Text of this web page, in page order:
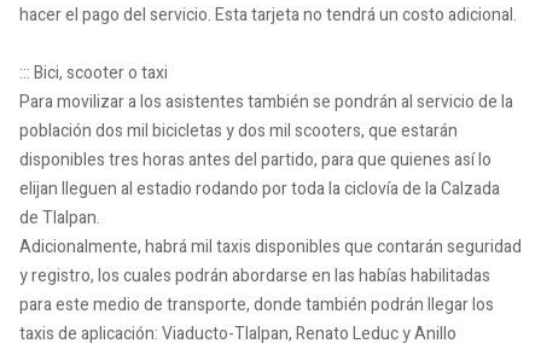
hacer el pago del servicio. Esta tarjeta no tendrá un costo adicional.
::: Bici, scooter o taxi
Para movilizar a los asistentes también se pondrán al servicio de la
población dos mil bicicletas y dos mil scooters, que estarán
disponibles tres horas antes del partido, para que quienes así lo
elijan lleguen al estadio rodando por toda la ciclovía de la Calzada
de Tlalpan.
Adicionalmente, habrá mil taxis disponibles que contarán seguridad
y registro, los cuales podrán abordarse en las habías habilitadas
para este medio de transporte, donde también podrán llegar los
taxis de aplicación: Viaducto-Tlalpan, Renato Leduc y Anillo